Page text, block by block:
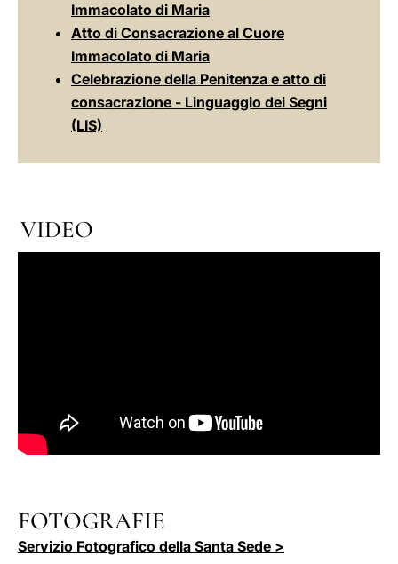
Immacolato di Maria
Atto di Consacrazione al Cuore
Immacolato di Maria
Celebrazione della Penitenza e atto di
consacrazione - Linguaggio dei Segni
(LIS)
VIDEO
FOTOGRAFIE
Servizio Fotografico della Santa Sede >